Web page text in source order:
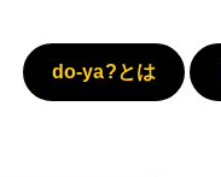
do-ya?とは